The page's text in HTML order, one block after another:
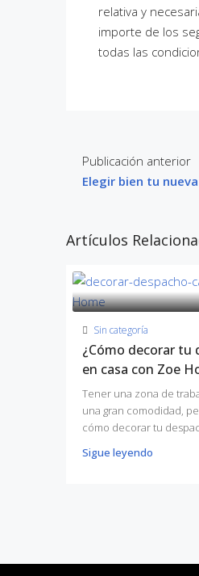
relativa y
importe de los
todas las
Publicación anterior
Elegir bien tu
Artículos
Sin categoría
¿Cómo decorar tu
en casa con Zoe
Tener una zona de
una gran comodidad,
cómo decorar tu
Sigue leyendo